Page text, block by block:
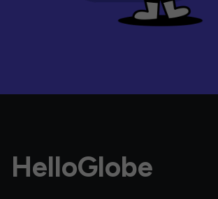
HelloGlobe